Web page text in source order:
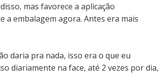
mas favorece a aplicação
embalagem agora. Antes era mais
daria pra nada, isso era o que eu
diariamente na face, até 2 vezes por dia,